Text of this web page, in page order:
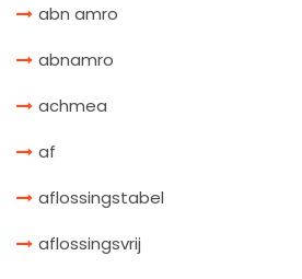
abn amro
abnamro
achmea
af
aflossingstabel
aflossingsvrij